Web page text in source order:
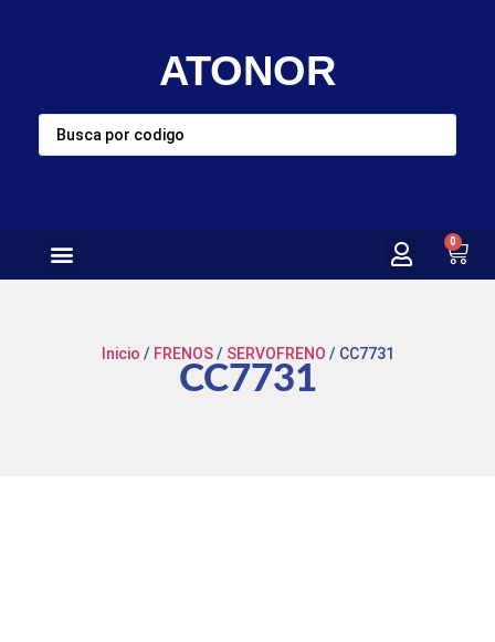
ATONOR
0
Inicio / FRENOS/ SERVOFRENO / CC7731
CC7731